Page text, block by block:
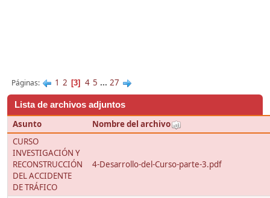
Páginas 1 2 3 4 5 ... 27
Lista de archivos adjuntos
Asunto
Nombre del archivo
CURSO
INVESTIGACIÓN Y
RECONSTRUCCIÓN
DEL ACCIDENTE
DE TRÁFICO
4-Desarrollo-del-Curso-parte-3.pdf